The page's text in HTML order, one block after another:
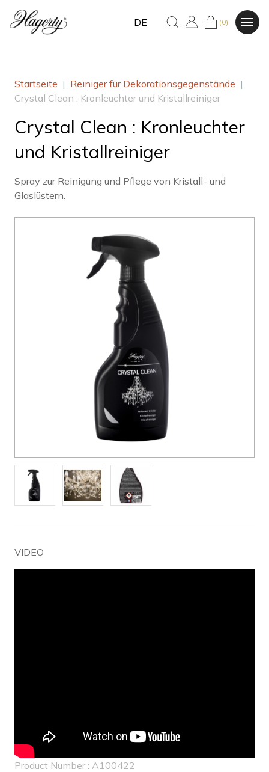
DE (0)
Startseite | Reiniger für Dekorationsgegenstände |
Crystal Clean : Kronleuchter und Kristallreiniger
Crystal Clean : Kronleuchter
und Kristallreiniger
Spray zur Reinigung und Pflege von Kristall- und
Glaslüstern.
VIDEO
Product Number : A100422